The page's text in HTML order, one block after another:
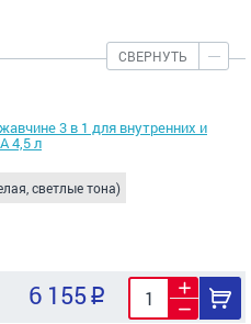
СВЕРНУТЬ
3 в 1 для внутренних и
4,5 л
светлые тона)
6 155